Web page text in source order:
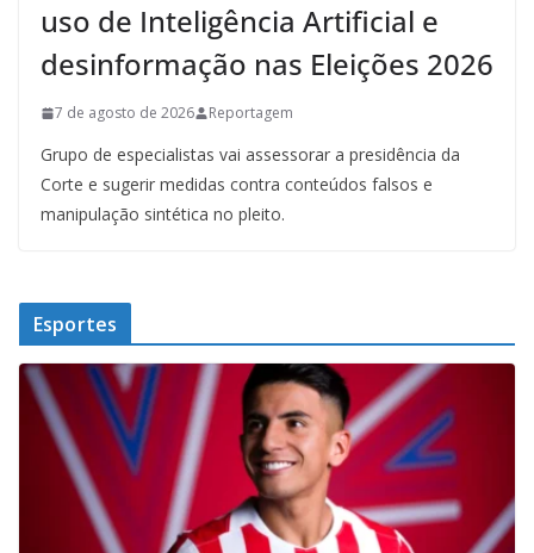
uso de Inteligência Artificial e
desinformação nas Eleições 2026
7 de agosto de 2026 Reportagem
Grupo de especialistas vai assessorar a presidência da
Corte e sugerir medidas contra conteúdos falsos e
manipulação sintética no pleito.
Esportes